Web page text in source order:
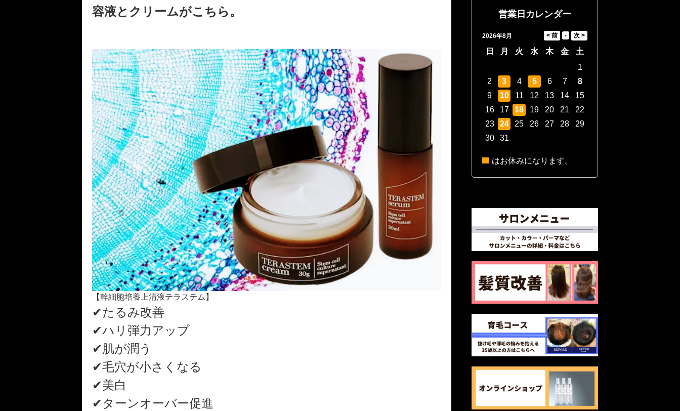
容液とクリームがこちら。
【幹細胞培養上清液テラステム】
✔たるみ改善
✔ハリ弾力アップ
✔肌が潤う
✔毛穴が小さくなる
✔美白
✔ターンオーバー促進
営業日カレンダー
2026年8月
日 月 火 水 木 金
土
1
2
3 4 5 6 7
8
9
10 11 12 13 14
15
16
17 18 19 20 21
22
23
24 25 26 27 28
29
30
31
はお休みになります。